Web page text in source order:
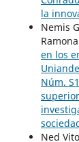
la
Nemis
en los
Núm.
Ned